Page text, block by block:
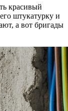
красивый
штукатурку и
а вот бригады